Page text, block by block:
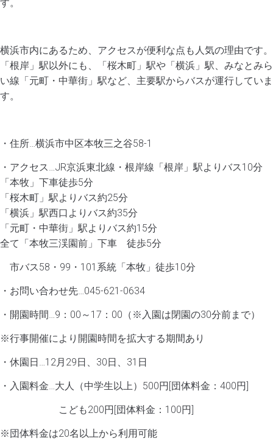
す。
横浜市内にあるため、アクセスが便利な点も人気の理由です。
「根岸」駅以外にも、「桜木町」駅や「横浜」駅、みなとみら
い線「元町・中華街」駅など、主要駅からバスが運行していま
す。
・住所…横浜市中区本牧三之谷58-1
・アクセス…JR京浜東北線・根岸線「根岸」駅よりバス10分
「本牧」下車徒歩5分
「桜木町」駅よりバス約25分
「横浜」駅西口よりバス約35分
「元町・中華街」駅よりバス約15分
全て「本牧三渓園前」下車 徒歩5分
市バス58・99・101系統「本牧」徒歩10分
・お問い合わせ先…045-621-0634
・開園時間…9：00～17：00（※入園は閉園の30分前まで）
※行事開催により開園時間を拡大する期間あり
・休園日…12月29日、30日、31日
・入園料金…大人（中学生以上）500円[団体料金：400円]
こども200円[団体料金：100円]
※団体料金は20名以上から利用可能